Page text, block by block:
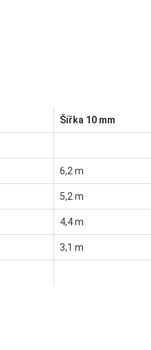
Šířka 10 mm
6,2 m
5,2 m
4,4 m
3,1 m